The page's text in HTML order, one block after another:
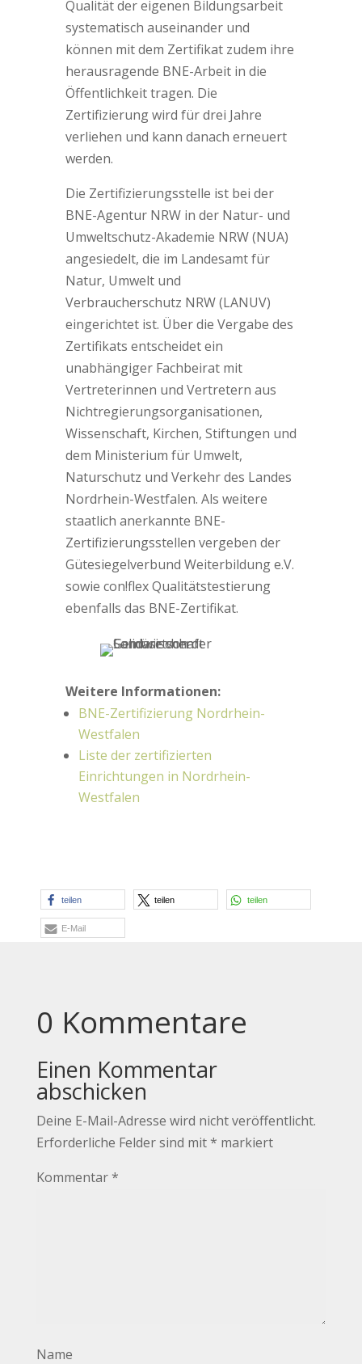
Qualität der eigenen Bildungsarbeit
systematisch auseinander und
können mit dem Zertifikat zudem ihre
herausragende BNE-Arbeit in die
Öffentlichkeit tragen. Die
Zertifizierung wird für drei Jahre
verliehen und kann danach erneuert
werden.
Die Zertifizierungsstelle ist bei der
BNE-Agentur NRW in der Natur- und
Umweltschutz-Akademie NRW (NUA)
angesiedelt, die im Landesamt für
Natur, Umwelt und
Verbraucherschutz NRW (LANUV)
eingerichtet ist. Über die Vergabe des
Zertifikats entscheidet ein
unabhängiger Fachbeirat mit
Vertreterinnen und Vertretern aus
Nichtregierungsorganisationen,
Wissenschaft, Kirchen, Stiftungen und
dem Ministerium für Umwelt,
Naturschutz und Verkehr des Landes
Nordrhein-Westfalen. Als weitere
staatlich anerkannte BNE-
Zertifizierungsstellen vergeben der
Gütesiegelverbund Weiterbildung e.V.
sowie con!flex Qualitätstestierung
ebenfalls das BNE-Zertifikat.
Weitere Informationen:
BNE-Zertifizierung Nordrhein-
Westfalen
Liste der zertifizierten
Einrichtungen in Nordrhein-
Westfalen
teilen teilen teilen
E-Mail
0 Kommentare
Einen Kommentar
abschicken
Deine E-Mail-Adresse wird nicht veröffentlicht.
Erforderliche Felder sind mit* markiert
Kommentar*
Name